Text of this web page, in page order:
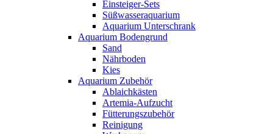
Einsteiger-Sets
Süßwasseraquarium
Aquarium Unterschrank
Aquarium Bodengrund
Sand
Nährboden
Kies
Aquarium Zubehör
Ablaichkästen
Artemia-Aufzucht
Fütterungszubehör
Reinigung